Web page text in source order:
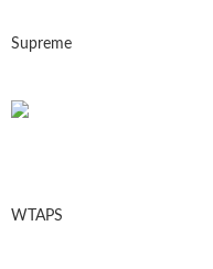
Supreme
WTAPS